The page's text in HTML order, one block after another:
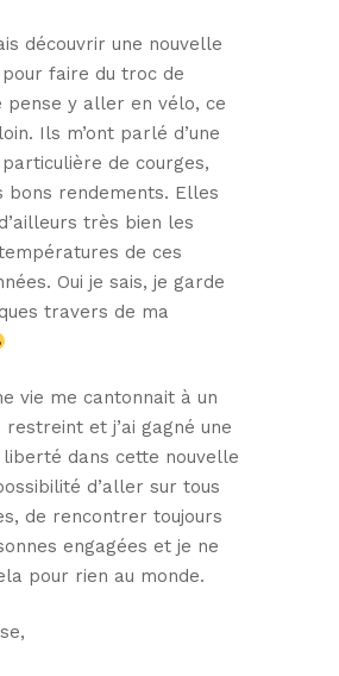
découvrir une nouvelle
faire du troc de
pense y aller en vélo, ce
Ils m’ont parlé d’une
de courges,
bons rendements. Elles
très bien les
de ces
Oui je sais, je garde
travers de ma
vie me cantonnait à un
et j’ai gagné une
dans cette nouvelle
d’aller sur tous
de rencontrer toujours
engagées et je ne
pour rien au monde.